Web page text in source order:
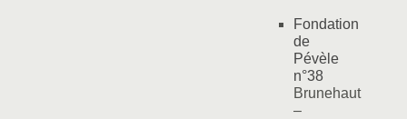
Fondation
de
Pévèle
n°38
Brunehaut
–